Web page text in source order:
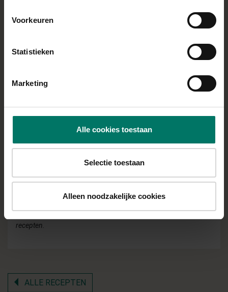
Voorkeuren
Statistieken
Marketing
Alle cookies toestaan
Selectie toestaan
Alleen noodzakelijke cookies
Doe de courgette en pastinaak ook in de pan en strooi
Even kort alles op hoog vuur aanbakken zodat het wat
Giet de bouillon erbij, roer even door en laat een
Zodra de soep klaar is kan je deze met de staafmixer
Volg@jessica_lazyfitgirlvoor meer voedzame en suikervrije
recepten.
ALLE RECEPTEN